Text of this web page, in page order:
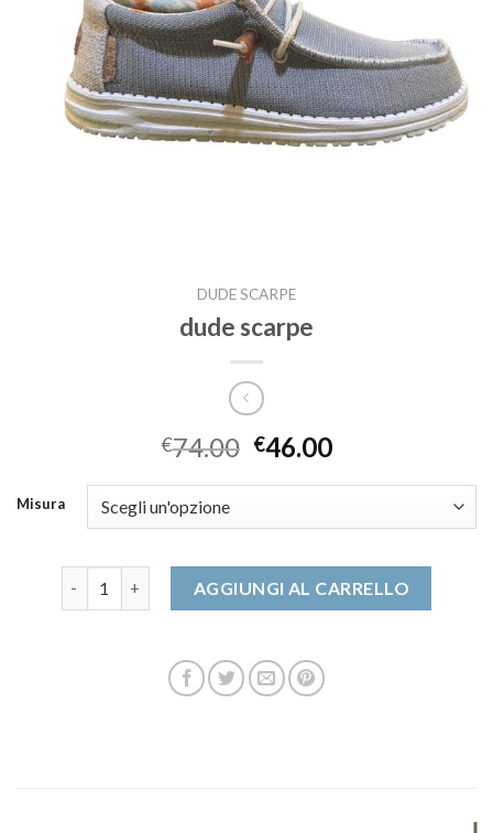
DUDE SCARPE
dude scarpe
€74.00 €46.00
Misura
AGGIUNGI AL CARRELLO